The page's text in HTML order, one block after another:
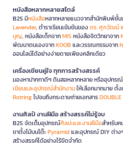
หนังสือหลากหลายสไตล์
B2S มีหนังสือหลากหลายแนวจากสำนักพิมพ์ชั้น
Lavender, ตำราเรียนเข้มข้นของดร. ศุภวัฒน์
บุญ, หนังสือเด็กจากMIS หนังสือจิตวิทยาจาก
พัฒนาตนเองจากKOOB และวรรณกรรมจาก
ออนไลน์ได้อย่างง่ายดายเพียงคลิกเดียว
เครื่องเขียนคู่ใจ ทุกการสร้างสรรค์
มองหาปากกาดีๆ ดินสอหลากหลาย หรืออุปกร
เขียนและอุปกรณ์สำนักงานให้เลือกมากมาย ตั้
Rotringไปจนถึงกระดาษถ่ายเอกสาร
งานศิลป์ งานฝีมือ สร้างสรรค์ไม่รู้จบ
B2S จัดเต็มอุปกรณ์ศิลปะและงานฝีมือสำหรับค
ขาตั้งไม้บนโต๊ะPyramidและอุปกรณ์ DIY ต่าง
สร้างสรรค์ได้อย่างไร้ขีดจำกัด